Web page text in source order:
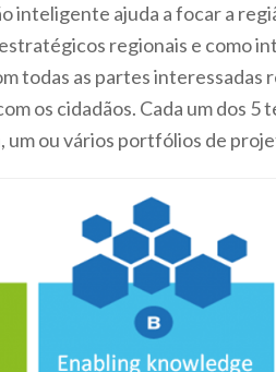
inteligente ajuda a focar a
regionais e como
todas as partes interessadas
os cidadãos. Cada um dos
ou vários portfólios de